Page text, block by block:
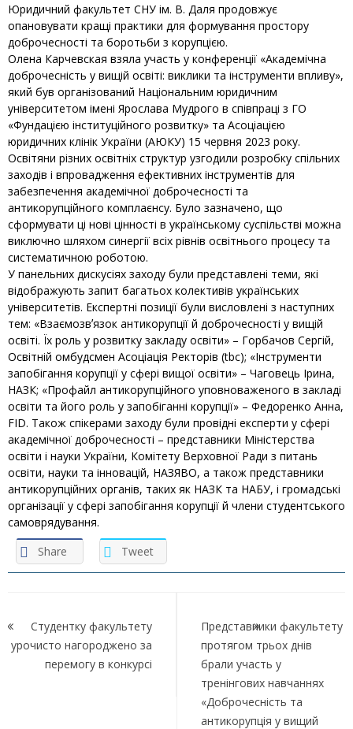
Юридичний факультет СНУ ім. В. Даля продовжує
опановувати кращі практики для формування простору
доброчесності та боротьби з корупцією.
Олена Карчевская взяла участь у конференції «Академічна
доброчесність у вищій освіті: виклики та інструменти впливу»,
який був організований Національним юридичним
університетом імені Ярослава Мудрого в співпраці з ГО
«Фундацією інституційного розвитку» та Асоціацією
юридичних клінік України (АЮКУ) 15 червня 2023 року.
Освітяни різних освітніх структур узгодили розробку спільних
заходів і впровадження ефективних інструментів для
забезпечення академічної доброчесності та
антикорупційного комплаєнсу. Було зазначено, що
сформувати ці нові цінності в українському суспільстві можна
виключно шляхом синергії всіх рівнів освітнього процесу та
систематичною роботою.
У панельних дискусіях заходу були представлені теми, які
відображують запит багатьох колективів українських
університетів. Експертні позиції були висловлені з наступних
тем: «Взаємозвʼязок антикорупції й доброчесності у вищій
освіті. Їх роль у розвитку закладу освіти» – Горбачов Сергій,
Освітній омбудсмен Асоціація Ректорів (tbc); «Інструменти
запобігання корупції у сфері вищої освіти» – Чаговець Ірина,
НАЗК; «Профайл антикорупційного уповноваженого в закладі
освіти та його роль у запобіганні корупції» – Федоренко Анна,
FID. Також спікерами заходу були провідні експерти у сфері
академічної доброчесності – представники Міністерства
освіти і науки України, Комітету Верховної Ради з питань
освіти, науки та інновацій, НАЗЯВО, а також представники
антикорупційних органів, таких як НАЗК та НАБУ, і громадські
організації у сфері запобігання корупції й члени студентського
самоврядування.
Share
Tweet
записів
Студентку факультету
урочисто нагороджено за
перемогу в конкурсі
Представники факультету
протягом трьох днів
брали участь у
тренінгових навчаннях
«Доброчесність та
антикорупція у вищий